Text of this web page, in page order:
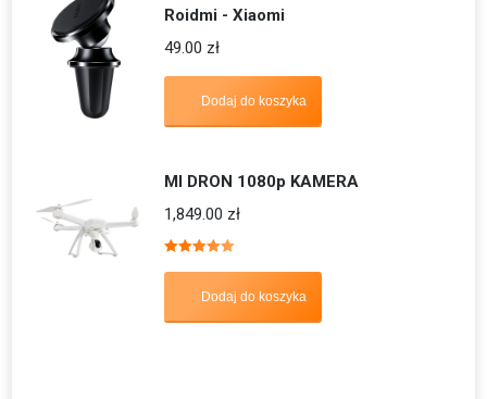
Roidmi - Xiaomi
49.00 zł
Dodaj do koszyka
MI DRON 1080p KAMERA
1,849.00 zł
5.00
Dodaj do koszyka